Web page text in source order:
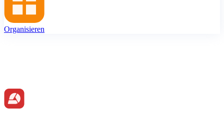
Organisieren